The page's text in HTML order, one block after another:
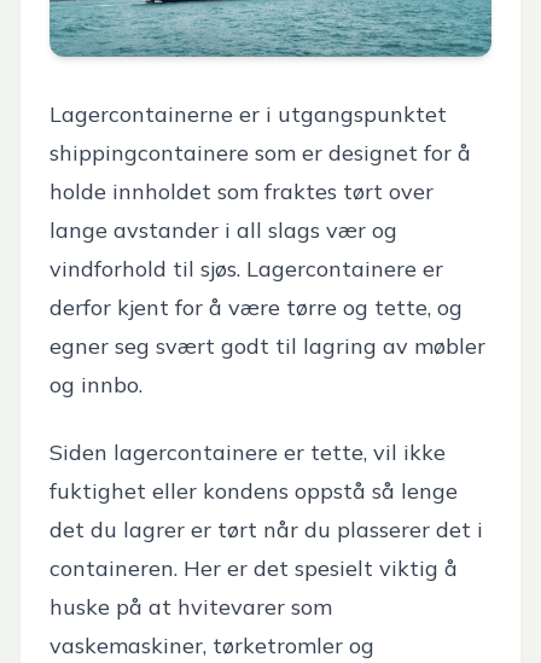
Lagercontainerne er i utgangspunktet
shippingcontainere som er designet for å
holde innholdet som fraktes tørt over
lange avstander i all slags vær og
vindforhold til sjøs. Lagercontainere er
derfor kjent for å være tørre og tette, og
egner seg svært godt til lagring av møbler
og innbo.
Siden lagercontainere er tette, vil ikke
fuktighet eller kondens oppstå så lenge
det du lagrer er tørt når du plasserer det i
containeren. Her er det spesielt viktig å
huske på at hvitevarer som
vaskemaskiner, tørketromler og